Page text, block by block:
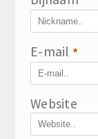
E-mail *
Website